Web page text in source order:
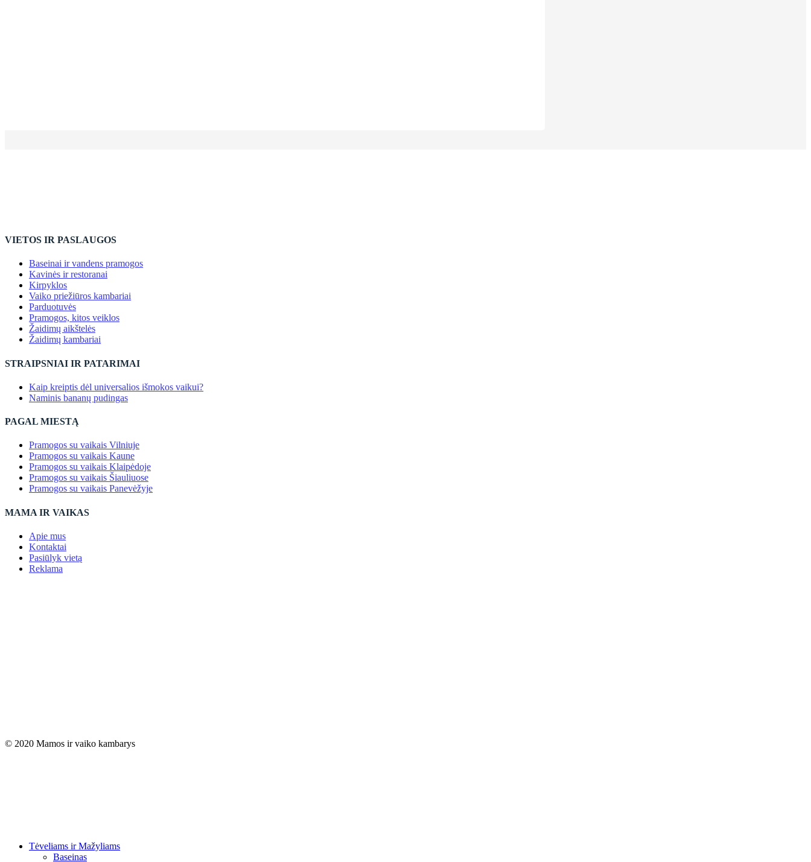
VIETOS IR PASLAUGOS
Baseinai ir vandens pramogos
Kavinės ir restoranai
Kirpyklos
Vaiko priežiūros kambariai
Parduotuvės
Pramogos, kitos veiklos
Žaidimų aikštelės
Žaidimų kambariai
STRAIPSNIAI IR PATARIMAI
Kaip kreiptis dėl universalios išmokos vaikui?
Naminis bananų pudingas
PAGAL MIESTĄ
Pramogos su vaikais Vilniuje
Pramogos su vaikais Kaune
Pramogos su vaikais Klaipėdoje
Pramogos su vaikais Šiauliuose
Pramogos su vaikais Panevėžyje
MAMA IR VAIKAS
Apie mus
Kontaktai
Pasiūlyk vietą
Reklama
© 2020 Mamos ir vaiko kambarys
Close
Tėveliams ir Mažyliams
Baseinas